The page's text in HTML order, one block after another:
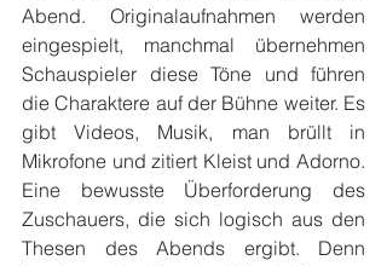
Abend. Originalaufnahmen werden
eingespielt, manchmal übernehmen
Schauspieler diese Töne und führen
die Charaktere auf der Bühne weiter. Es
gibt Videos, Musik, man brüllt in
Mikrofone und zitiert Kleist und Adorno.
Eine bewusste Überforderung des
Zuschauers, die sich logisch aus den
Thesen des Abends ergibt. Denn